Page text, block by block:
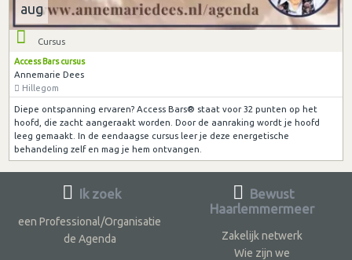
aug
Cursus
Access Bars cursus
Annemarie Dees
Hillegom
Diepe ontspanning ervaren? Access Bars® staat voor 32 punten op het
hoofd, die zacht aangeraakt worden. Door de aanraking wordt je hoofd
leeg gemaakt. In de eendaagse cursus leer je deze energetische
behandeling zelf en mag je hem ontvangen.
Ik zoek
een Professional/Organisatie
de Agenda
Bewust
Haarlemmermeer
Zakelijk netwerk
Wie zijn we